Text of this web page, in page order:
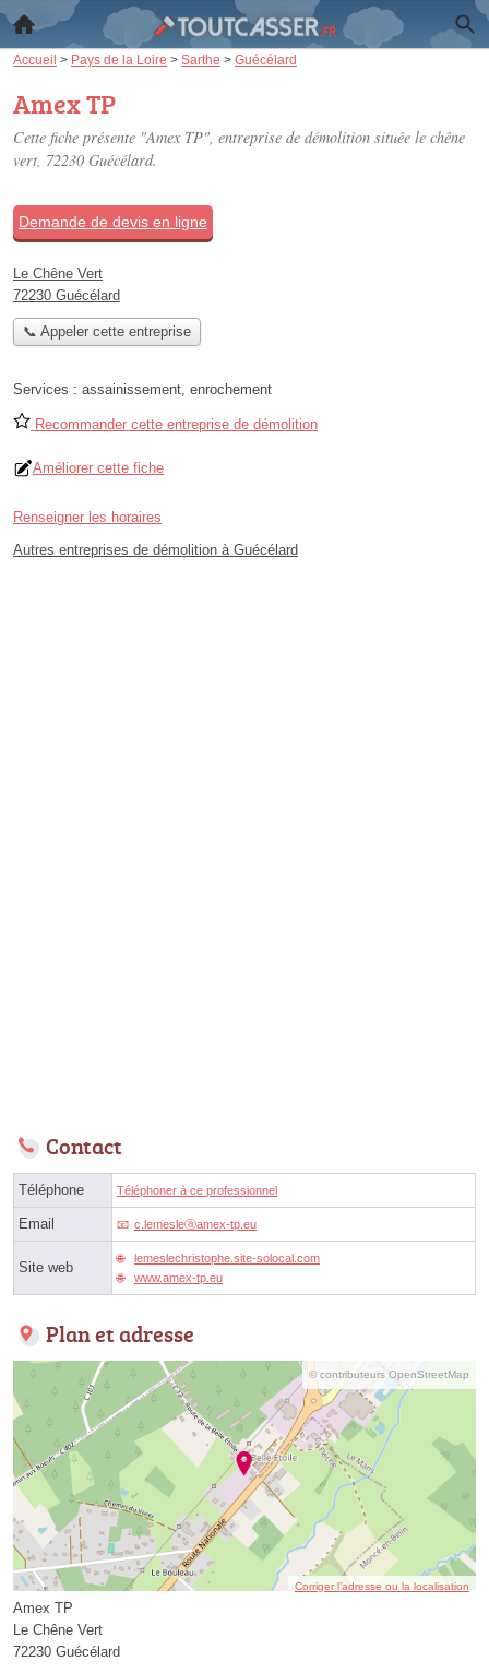
Accueil > Pays de la Loire > Sarthe > Guécélard
Amex TP
Cette fiche présente "Amex TP", entreprise de démolition située le chêne
vert, 72230 Guécélard.
Demande de devis en ligne
Le Chêne Vert
72230 Guécélard
📞 Appeler cette entreprise
Services : assainissement, enrochement
Recommander cette entreprise de démolition
Améliorer cette fiche
Renseigner les horaires
Autres entreprises de démolition à Guécélard
Contact
Téléphone Téléphoner à ce professionnel
Email c.lemesleⓐamex-tp.eu
Site web
lemeslechristophe.site-solocal.com
www.amex-tp.eu
Plan et adresse
© contributeurs OpenStreetMap
Corriger l’adresse ou la localisation
Amex TP
Le Chêne Vert
72230 Guécélard